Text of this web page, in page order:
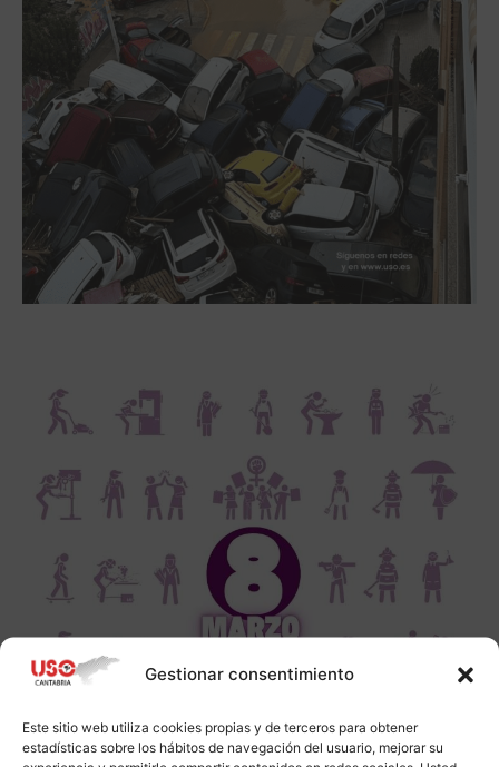
Gestionar consentimiento
Este sitio web utiliza cookies propias y de terceros para obtener
estadísticas sobre los hábitos de navegación del usuario, mejorar su